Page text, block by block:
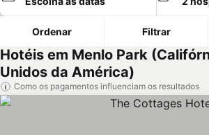
Ordenar Filtrar
Hotéis em Menlo Park
Unidos da América)
Como os pagamentos influenciam os resultados